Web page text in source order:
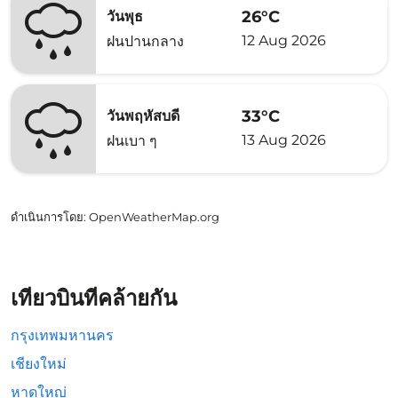
วันพุธ
ฝนปานกลาง
26°C
12 Aug 2026
วันพฤหัสบดี
ฝนเบา ๆ
33°C
13 Aug 2026
ดำเนินการโดย: OpenWeatherMap.org
เที่ยวบินที่คล้ายกัน
กรุงเทพมหานคร
เชียงใหม่
หาดใหญ่